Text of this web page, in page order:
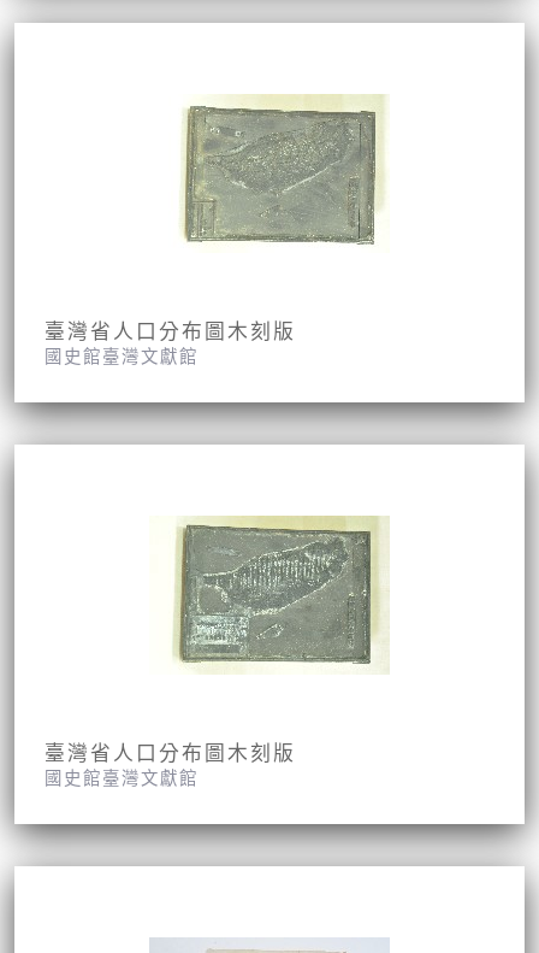
臺灣省人口分布圖木刻版
國史館臺灣文獻館
臺灣省人口分布圖木刻版
國史館臺灣文獻館